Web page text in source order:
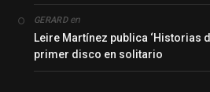
GERARDen
Leire Martínez publica ‘Historias
primer disco en solitario